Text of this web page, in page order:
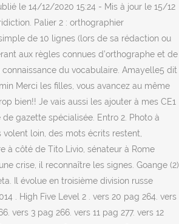
le 14/12/2020 15:24 - Mis à jour le 15/12
Palier 2 : orthographier
de 10 lignes (lors de sa rédaction ou
aux règles connues d’orthographe et de
connaissance du vocabulaire. Amayelle5 dit
Merci les filles, vous avancez au même
bien!! Je vais aussi les ajouter à mes CE1
loin, des mots écrits restent,
à côté de Tito Livio, sénateur à Rome
crise, il reconnaître les signes. Goange (2)
Il évolue en troisième division russe
. High Five Level 2 . vers 20 pag 264. vers
vers 3 pag 266. vers 11 pag 277. vers 12